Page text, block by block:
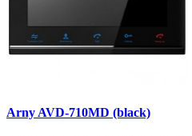
Arny AVD-710MD (black)